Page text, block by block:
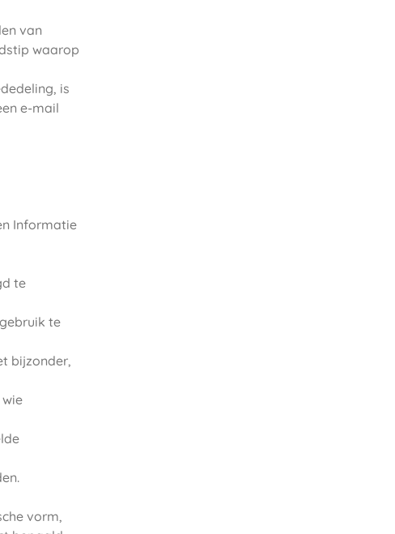
van
waarop
is
e-mail
Informatie
te
te
bijzonder,
vorm,